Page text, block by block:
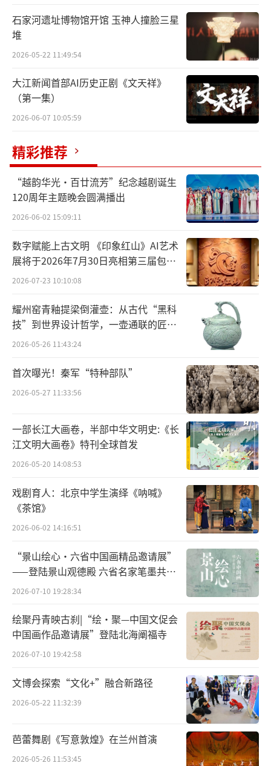
潘天寿（1897年3月14日—1971年9月5
日），字大颐，自署阿寿 、寿者。现代画家、
教育家。浙江宁海人。1915年考入浙江省立第
一师范学校，受教于经亨颐、李叔同等人。其
写意花鸟初学吴昌硕，后取法石涛、八大。他
对继承和发展民族绘画充满信心与毅力。为捍
卫传统绘画的独立性竭尽全力，奋斗一生，并
且形成一整套中国画教学的体系，影响全国。
石家河遗址博物馆开馆 玉神人撞脸三星
堆
2026-05-22 11:49:54
大江新闻首部AI历史正剧《文天祥》
（第一集）
2026-06-07 10:05:59
精彩推荐
“越韵华光·百廿流芳”纪念越剧诞生
120周年主题晚会圆满播出
2026-06-02 15:09:11
数字赋能上古文明 《印象红山》AI艺术
展将于2026年7月30日亮相第三届包头
艺博会
2026-07-23 10:10:08
耀州窑青釉提梁倒灌壶：从古代“黑科
技”到世界设计哲学，一壶通联的匠心
宇宙
2026-05-26 11:43:24
首次曝光！秦军“特种部队”
2026-05-27 11:33:56
一部长江大画卷，半部中华文明史:《长
江文明大画卷》特刊全球首发
2026-05-20 14:08:53
戏剧育人：北京中学生演绎《呐喊》
《茶馆》
2026-06-02 14:16:51
“景山绘心・六省中国画精品邀请展”
——登陆景山观德殿 六省名家笔墨共绘
中轴雅韵
2026-07-10 19:28:34
绘聚丹青映古刹|“绘·聚—中国文促会
中国画作品邀请展”登陆北海阐福寺
2026-07-10 19:42:58
文博会探索“文化+”融合新路径
2026-05-22 11:32:39
芭蕾舞剧《写意敦煌》在兰州首演
2026-05-26 11:53:45